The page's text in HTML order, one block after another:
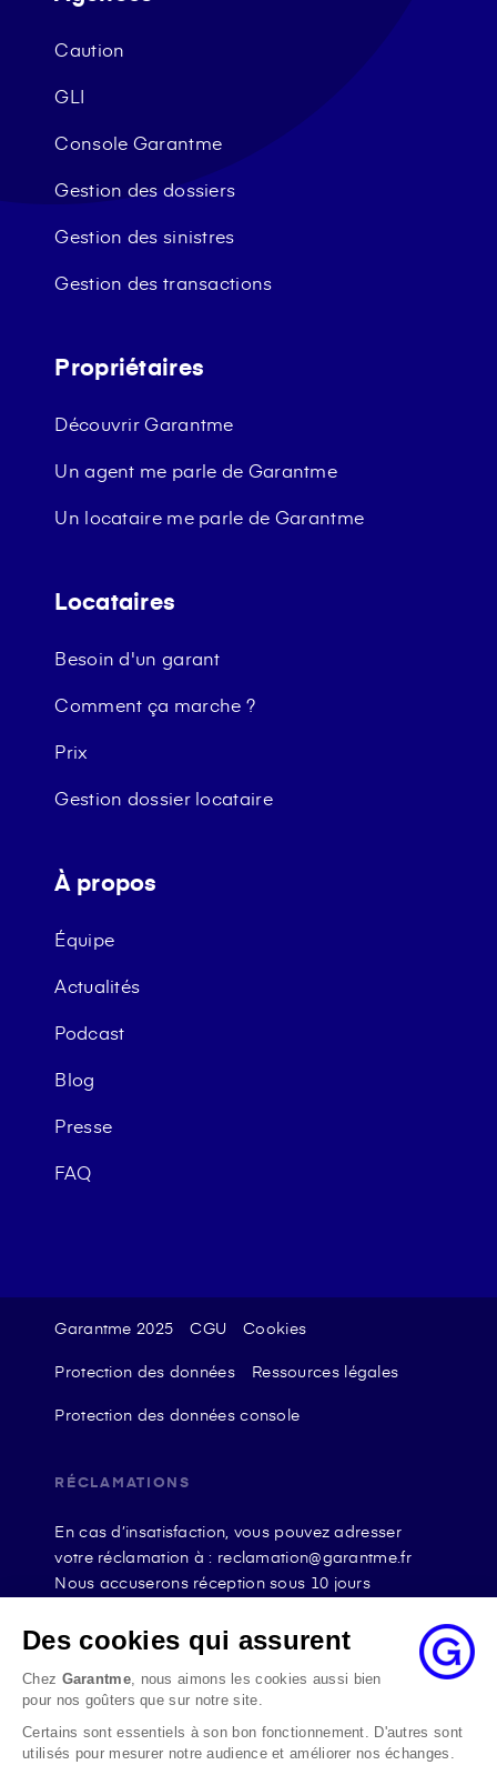
Caution
GLI
Console Garantme
Gestion des dossiers
Gestion des sinistres
Gestion des transactions
Propriétaires
Découvrir Garantme
Un agent me parle de Garantme
Un locataire me parle de Garantme
Locataires
Besoin d'un garant
Comment ça marche ?
Prix
Gestion dossier locataire
À propos
Équipe
Actualités
Podcast
Blog
Presse
FAQ
Garantme 2025 CGU Cookies
Protection des données Ressources légales
Protection des données console
RÉCLAMATIONS
En cas d’insatisfaction, vous pouvez adresser
votre réclamation à : reclamation@garantme.fr
Nous accuserons réception sous 10 jours
état de cause, nous répondrons à la réclamation
au maximum dans les 2 mois.
Si le désaccord persiste, vous pouvez solliciter
l’avis du Médiateur de l’Assurance par internet à
l’adresse La médiation de l’assurance - Accueil
Par courrier à l’adresse : La Médiation de
Des cookies qui assurent
Chez Garantme, nous aimons les cookies aussi bien
pour nos goûters que sur notre site.
Certains sont essentiels à son bon fonctionnement. D'autres sont
utilisés pour mesurer notre audience et améliorer nos échanges.